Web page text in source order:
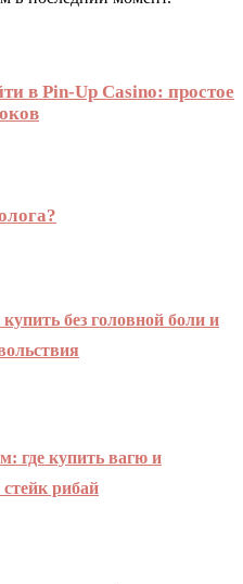
в Pin-Up Casino: простое
без головной боли и
где купить вагю и
рибай